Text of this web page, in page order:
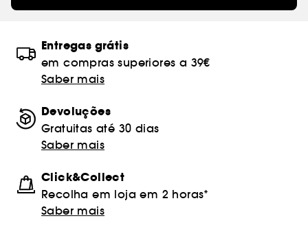
Entregas grátis
em compras superiores a 39€
Saber mais
Devoluções
Gratuitas até 30 dias
Saber mais
Click&Collect
Recolha em loja em 2 horas*
Saber mais